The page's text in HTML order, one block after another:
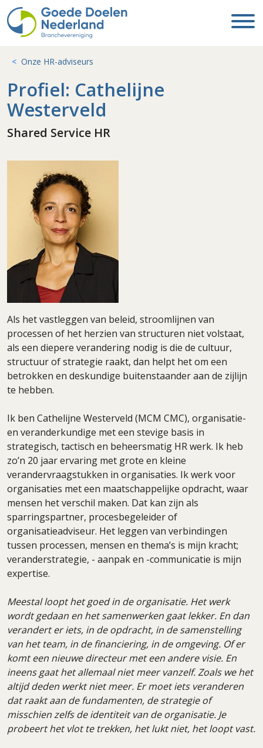
Onze HR-adviseurs
Profiel: Cathelijne
Westerveld
Shared Service HR
Als het vastleggen van beleid, stroomlijnen van
processen of het herzien van structuren niet volstaat,
als een diepere verandering nodig is die de cultuur,
structuur of strategie raakt, dan helpt het om een
betrokken en deskundige buitenstaander aan de zijlijn
te hebben.
Ik ben Cathelijne Westerveld (MCM CMC), organisatie-
en veranderkundige met een stevige basis in
strategisch, tactisch en beheersmatig HR werk. Ik heb
zo’n 20 jaar ervaring met grote en kleine
verandervraagstukken in organisaties. Ik werk voor
organisaties met een maatschappelijke opdracht, waar
mensen het verschil maken. Dat kan zijn als
sparringspartner, procesbegeleider of
organisatieadviseur. Het leggen van verbindingen
tussen processen, mensen en thema’s is mijn kracht;
veranderstrategie, - aanpak en -communicatie is mijn
expertise.
Meestal loopt het goed in de organisatie. Het werk
wordt gedaan en het samenwerken gaat lekker. En dan
verandert er iets, in de opdracht, in de samenstelling
van het team, in de financiering, in de omgeving. Of er
komt een nieuwe directeur met een andere visie. En
ineens gaat het allemaal niet meer vanzelf. Zoals we het
altijd deden werkt niet meer. Er moet iets veranderen
dat raakt aan de fundamenten, de strategie of
misschien zelfs de identiteit van de organisatie. Je
probeert het vlot te trekken, het lukt niet, het loopt vast.